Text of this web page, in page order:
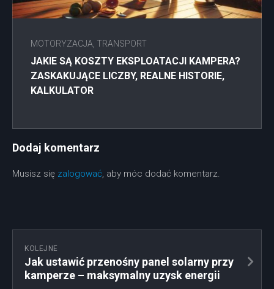
MOTORYZACJA, TRANSPORT
JAKIE SĄ KOSZTY EKSPLOATACJI KAMPERA?
ZASKAKUJĄCE LICZBY, REALNE HISTORIE,
KALKULATOR
Dodaj komentarz
Musisz się zalogować, aby móc dodać komentarz.
KOLEJNE
Jak ustawić przenośny panel solarny przy
kamperze – maksymalny uzysk energii